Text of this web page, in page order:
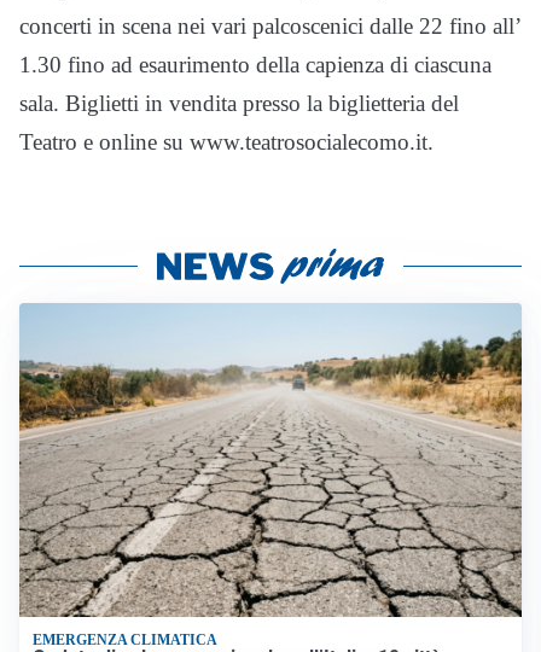
concerti in scena nei vari palcoscenici dalle 22 fino all’
1.30 fino ad esaurimento della capienza di ciascuna
sala. Biglietti in vendita presso la biglietteria del
Teatro e online su www.teatrosocialecomo.it.
EMERGENZA CLIMATICA